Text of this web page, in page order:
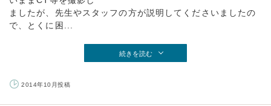
ましたが、先生やスタッフの方が説明してくださいましたの
で、とくに困...
続きを読む
2014年10月投稿